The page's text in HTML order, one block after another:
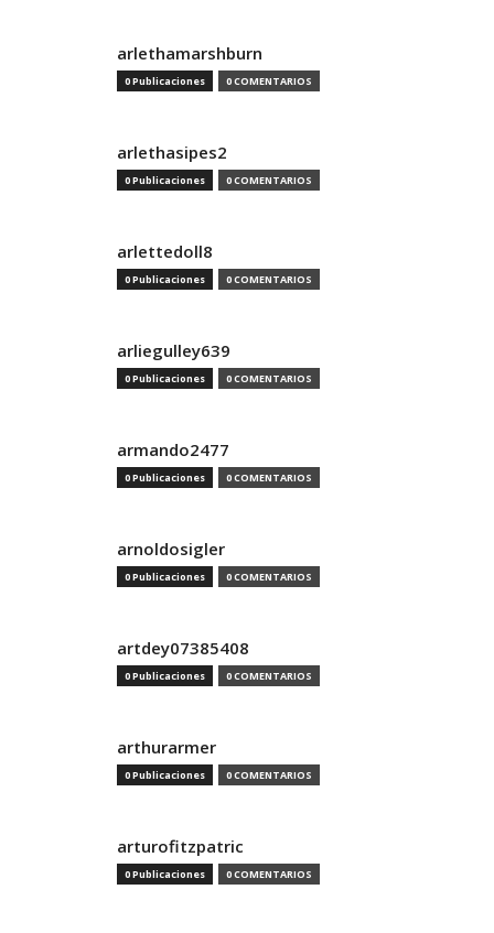
arlethamarshburn
0 Publicaciones 0 COMENTARIOS
arlethasipes2
0 Publicaciones 0 COMENTARIOS
arlettedoll8
0 Publicaciones 0 COMENTARIOS
arliegulley639
0 Publicaciones 0 COMENTARIOS
armando2477
0 Publicaciones 0 COMENTARIOS
arnoldosigler
0 Publicaciones 0 COMENTARIOS
artdey07385408
0 Publicaciones 0 COMENTARIOS
arthurarmer
0 Publicaciones 0 COMENTARIOS
arturofitzpatric
0 Publicaciones 0 COMENTARIOS